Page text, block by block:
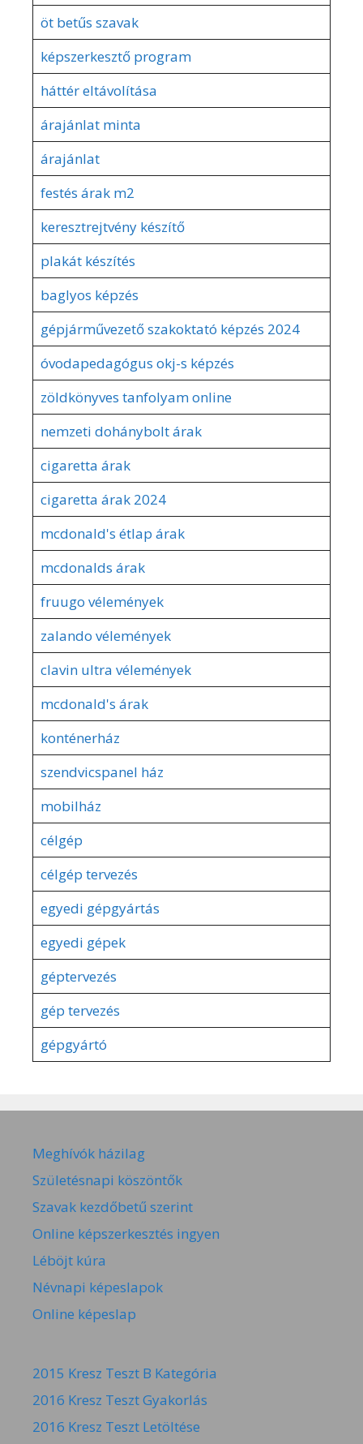
öt betűs szavak
képszerkesztő program
háttér eltávolítása
árajánlat minta
árajánlat
festés árak m2
keresztrejtvény készítő
plakát készítés
baglyos képzés
gépjárművezető szakoktató képzés 2024
óvodapedagógus okj-s képzés
zöldkönyves tanfolyam online
nemzeti dohánybolt árak
cigaretta árak
cigaretta árak 2024
mcdonald's étlap árak
mcdonalds árak
fruugo vélemények
zalando vélemények
clavin ultra vélemények
mcdonald's árak
konténerház
szendvicspanel ház
mobilház
célgép
célgép tervezés
egyedi gépgyártás
egyedi gépek
géptervezés
gép tervezés
gépgyártó
Meghívók házilag
Születésnapi köszöntők
Szavak kezdőbetű szerint
Online képszerkesztés ingyen
Léböjt kúra
Névnapi képeslapok
Online képeslap
2015 Kresz Teszt B Kategória
2016 Kresz Teszt Gyakorlás
2016 Kresz Teszt Letöltése